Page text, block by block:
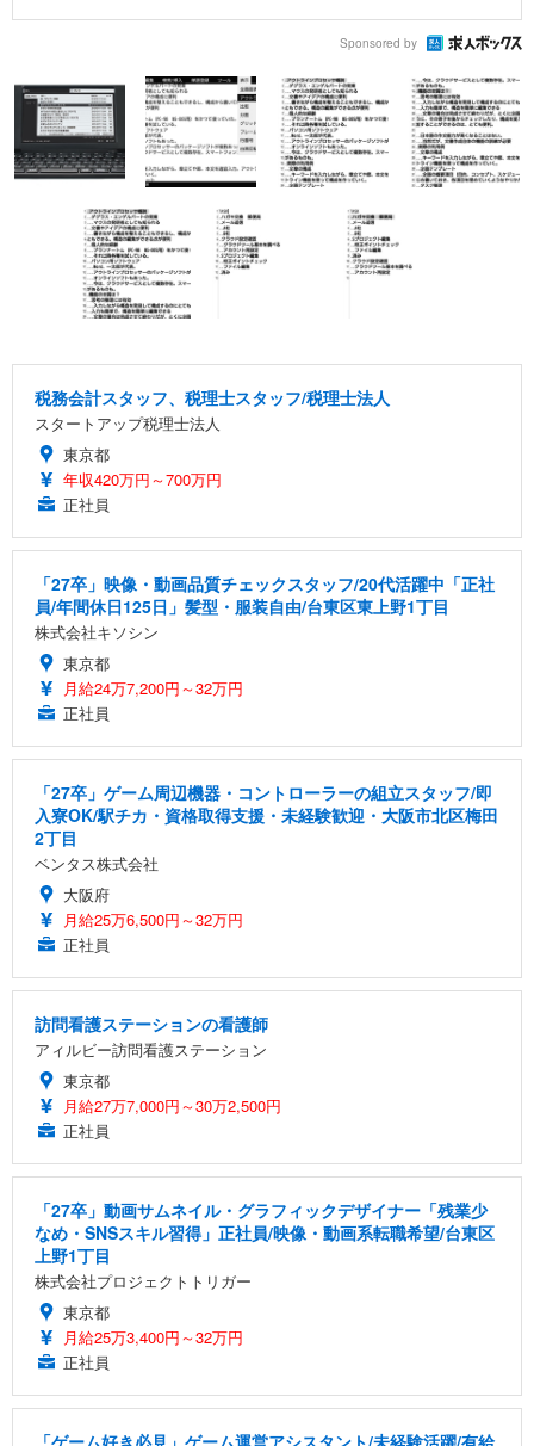
Sponsored by
税務会計スタッフ、税理士スタッフ/税理士法人
スタートアップ税理士法人
東京都
年収420万円～700万円
正社員
「27卒」映像・動画品質チェックスタッフ/20代活躍中「正社
員/年間休日125日」髪型・服装自由/台東区東上野1丁目
株式会社キソシン
東京都
月給24万7,200円～32万円
正社員
「27卒」ゲーム周辺機器・コントローラーの組立スタッフ/即
入寮OK/駅チカ・資格取得支援・未経験歓迎・大阪市北区梅田
2丁目
ベンタス株式会社
大阪府
月給25万6,500円～32万円
正社員
訪問看護ステーションの看護師
アィルビー訪問看護ステーション
東京都
月給27万7,000円～30万2,500円
正社員
「27卒」動画サムネイル・グラフィックデザイナー「残業少
なめ・SNSスキル習得」正社員/映像・動画系転職希望/台東区
上野1丁目
株式会社プロジェクトトリガー
東京都
月給25万3,400円～32万円
正社員
「ゲーム好き必見」ゲーム運営アシスタント/未経験活躍/有給